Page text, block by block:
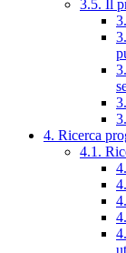
3.5. Il
4. Ricerca
4.1.